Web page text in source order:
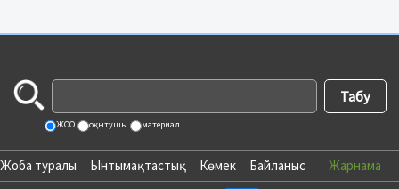
ЖОО оқытушы материал
Жоба туралы Ынтымақтастық Көмек Байланыс Жарнама